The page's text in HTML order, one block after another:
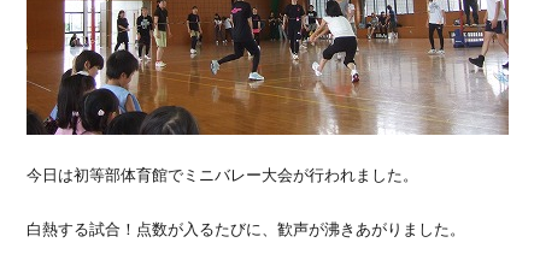
今日は初等部体育館でミニバレー大会が行われました。
白熱する試合！点数が入るたびに、歓声が沸きあがりました。